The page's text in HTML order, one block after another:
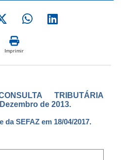
Imprimir
TRIBUTÁRIA
de 2013.
SEFAZ em 18/04/2017.